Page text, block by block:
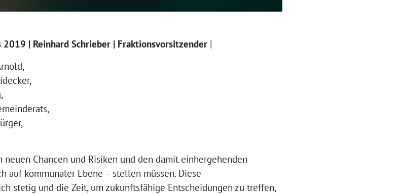
| Reinhard Schrieber | Fraktionsvorsitzender |
Chancen und Risiken und den damit einhergehenden
auf kommunaler Ebene – stellen müssen. Diese
stetig und die Zeit, um zukunftsfähige Entscheidungen zu treffen,